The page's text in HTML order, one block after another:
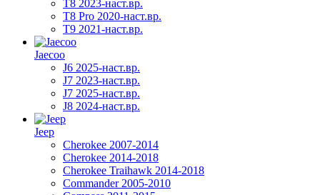
T8 2023-наст.вр.
T8 Pro 2020-наст.вр.
T9 2021-наст.вр.
Jaecoo
J6 2025-наст.вр.
J7 2023-наст.вр.
J7 2025-наст.вр.
J8 2024-наст.вр.
Jeep
Cherokee 2007-2014
Cherokee 2014-2018
Cherokee Traihawk 2014-2018
Commander 2005-2010